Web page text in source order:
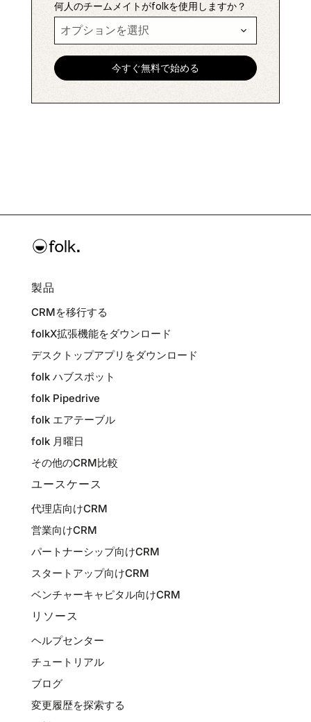
何人のチームメイトがfolkを使用しますか？
製品
CRMを移行する
folkX拡張機能をダウンロード
デスクトップアプリをダウンロード
folk ハブスポット
folk Pipedrive
folk エアテーブル
folk 月曜日
その他のCRM比較
ユースケース
代理店向けCRM
営業向けCRM
パートナーシップ向けCRM
スタートアップ向けCRM
ベンチャーキャピタル向けCRM
リソース
ヘルプセンター
チュートリアル
ブログ
変更履歴を探索する